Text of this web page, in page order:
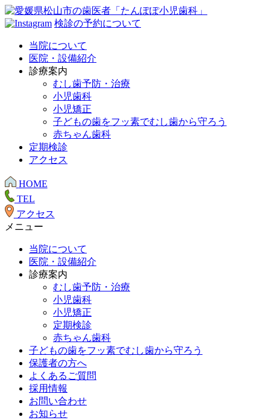
検診の予約について
当院について
医院・設備紹介
診療案内
むし歯予防・治療
小児歯科
小児矯正
子どもの歯をフッ素でむし歯から守ろう
赤ちゃん歯科
定期検診
アクセス
HOME
TEL
アクセス
メニュー
当院について
医院・設備紹介
診療案内
むし歯予防・治療
小児歯科
小児矯正
定期検診
赤ちゃん歯科
子どもの歯をフッ素でむし歯から守ろう
保護者の方へ
よくあるご質問
採用情報
お問い合わせ
お知らせ